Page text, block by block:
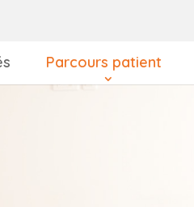
Parcours patient